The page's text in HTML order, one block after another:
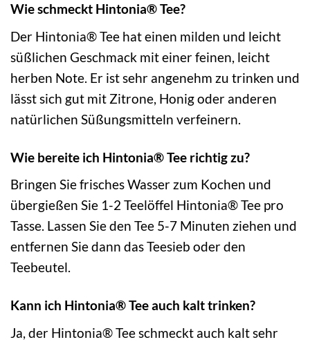
Wie schmeckt Hintonia® Tee?
Der Hintonia® Tee hat einen milden und leicht
süßlichen Geschmack mit einer feinen, leicht
herben Note. Er ist sehr angenehm zu trinken und
lässt sich gut mit Zitrone, Honig oder anderen
natürlichen Süßungsmitteln verfeinern.
Wie bereite ich Hintonia® Tee richtig zu?
Bringen Sie frisches Wasser zum Kochen und
übergießen Sie 1-2 Teelöffel Hintonia® Tee pro
Tasse. Lassen Sie den Tee 5-7 Minuten ziehen und
entfernen Sie dann das Teesieb oder den
Teebeutel.
Kann ich Hintonia® Tee auch kalt trinken?
Ja, der Hintonia® Tee schmeckt auch kalt sehr